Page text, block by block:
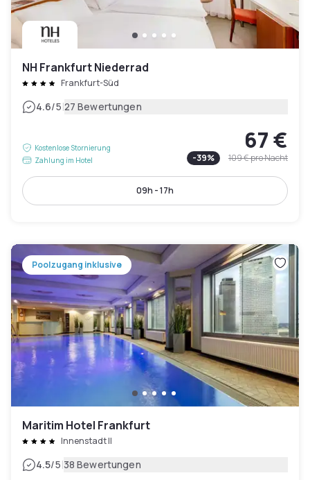
NH Frankfurt Niederrad
Frankfurt-Süd
4.6/5|27 Bewertungen
Kostenlose Stornierung
Zahlung im Hotel
67 €
-39% 109 €pro Nacht
09h - 17h
Poolzugang inklusive
Maritim Hotel Frankfurt
Innenstadt II
4.5/5|38 Bewertungen